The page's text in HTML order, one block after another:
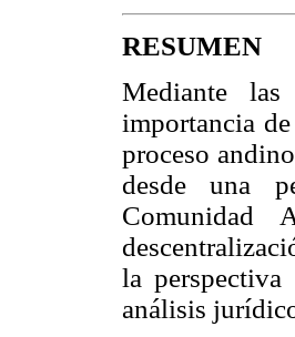
RESUMEN
Mediante
importancia
proceso
desde una
la
análisis